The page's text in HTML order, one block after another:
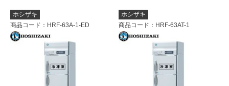
ホシザキ
商品コード ：HRF-63A-1-ED
ホシザキ
商品コード ：HRF-63AT-1